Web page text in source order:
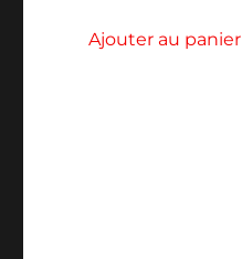
Ajouter au panier